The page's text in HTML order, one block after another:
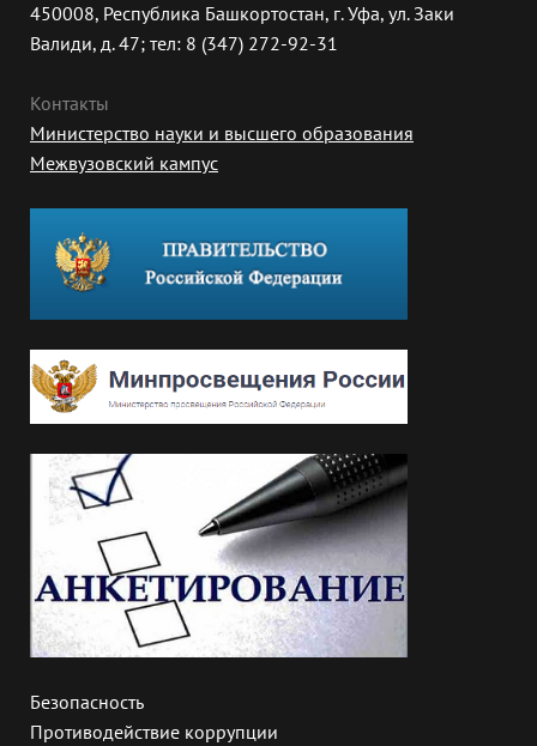
450008, Республика Башкортостан, г. Уфа, ул. Заки
Валиди, д. 47; тел: 8 (347) 272-92-31
Контакты
Министерство науки и высшего образования
Межвузовский кампус
Безопасность
Противодействие коррупции